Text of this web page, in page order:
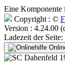
Eine Komponente
Copyright : ©
Version : 4.24.00
Ladezeit der